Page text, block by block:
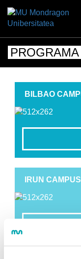
BILBAO
IRUN CAMPUS